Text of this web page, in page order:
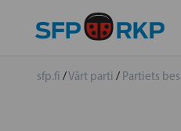
sfp.fi /Vårt parti / Partiets